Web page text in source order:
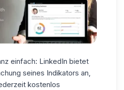
einfach: LinkedIn bietet
seines Indikators an,
kostenlos